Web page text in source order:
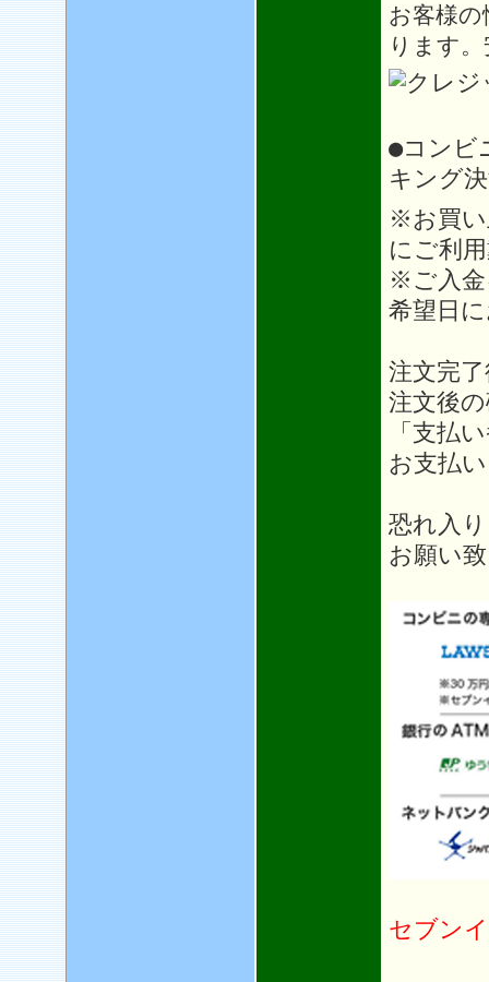
お客様
ります
●コンビ
キング
※お買い
にご利
※ご入金
希望日
注文完
注文後
「支払
お支払
恐れ入
お願い
セブン